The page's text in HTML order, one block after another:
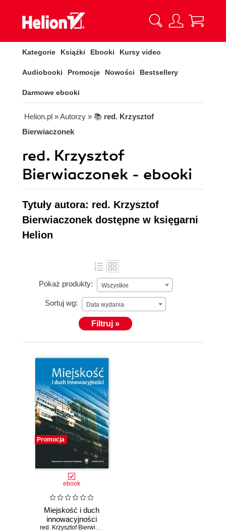
Kategorie Książki Ebooki Kursy video
Audiobooki Promocje Nowości Bestsellery
Darmowe ebooki
Helion.pl » Autorzy » 📚 red. Krzysztof
Bierwiaczonek
red. Krzysztof
Bierwiaczonek - ebooki
Tytuły autora: red. Krzysztof
Bierwiaczonek dostępne w księgarni
Helion
Pokaż produkty: Wszystkie
Sortuj wg: Data wydania
Filtruj »
Promocja
ebook
Miejskość i duch
innowacyjności
red. Krzysztof Bierwiaczonek